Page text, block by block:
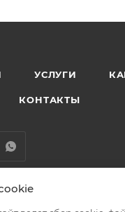
УСЛУГИ
КОНТАКТЫ